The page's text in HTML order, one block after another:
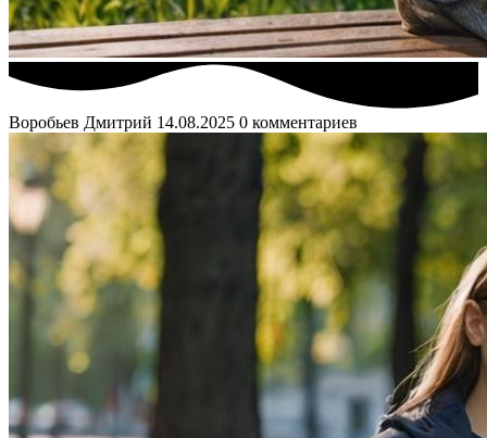
Воробьев Дмитрий 14.08.2025 0 комментариев